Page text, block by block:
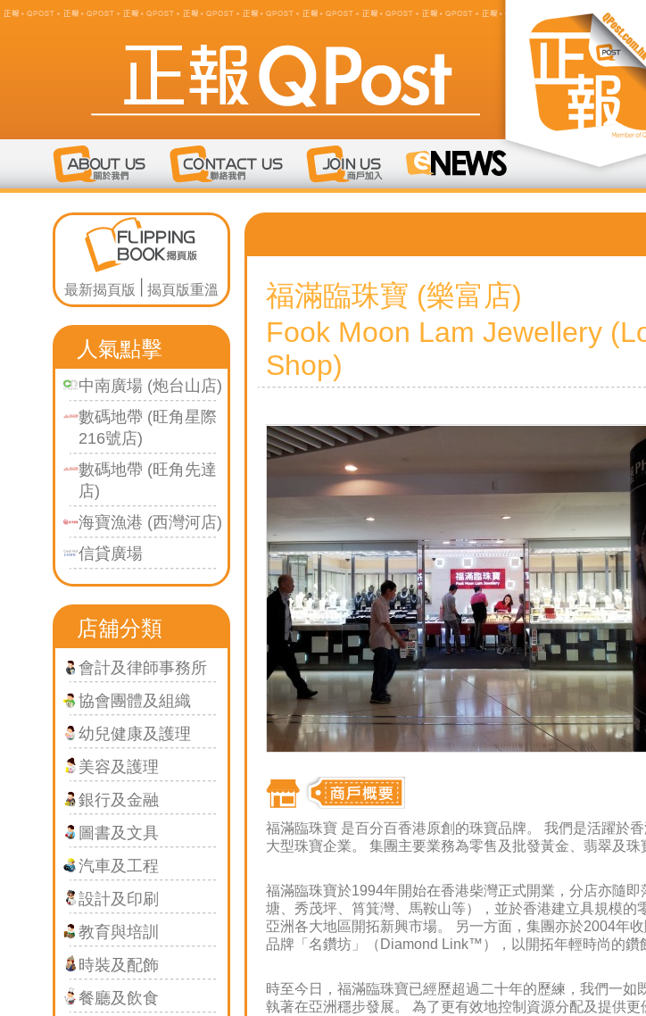
最新揭頁版 揭頁版重溫
人氣點擊
中南廣場 (炮台山店)
數碼地帶 (旺角星際
216號店)
數碼地帶 (旺角先達
店)
海寶漁港 (西灣河店)
信貸廣場
店舖分類
會計及律師事務所
協會團體及組織
幼兒健康及護理
美容及護理
銀行及金融
圖書及文具
汽車及工程
設計及印刷
教育與培訓
時裝及配飾
餐廳及飲食
福滿臨珠寶 (樂富店)
Fook Moon Lam Jewellery
Shop)
福滿臨珠寶 是百分百香港原創的珠寶品牌。 我們是活躍於
大型珠寶企業。 集團主要業務為零售及批發黃金、翡翠及珠
福滿臨珠寶於1994年開始在香港柴灣正式開業，分店亦隨
塘、秀茂坪、筲箕灣、馬鞍山等），並於香港建立具規模的
亞洲各大地區開拓新興市場。 另一方面，集團亦於2004年
品牌「名鑽坊」（Diamond Link™），以開拓年輕時尚的鑽
時至今日，福滿臨珠寶已經歷超過二十年的歷練，我們一如
執著在亞洲穩步發展。 為了更有效地控制資源分配及提供